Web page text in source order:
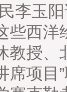
李玉
西洋
教授、
席项目